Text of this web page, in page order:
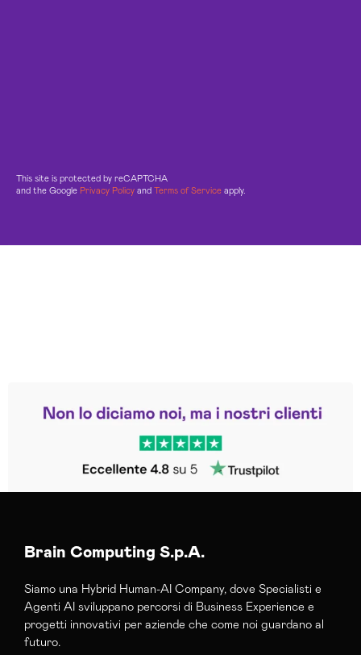
This site is protected by reCAPTCHA
and the Google Privacy Policy and Terms of Service apply.
Trustpilot
Brain Computing S.p.A.
Siamo una Hybrid Human-AI Company, dove Specialisti e
Agenti AI sviluppano percorsi di Business Experience e
progetti innovativi per aziende che come noi guardano al
futuro.